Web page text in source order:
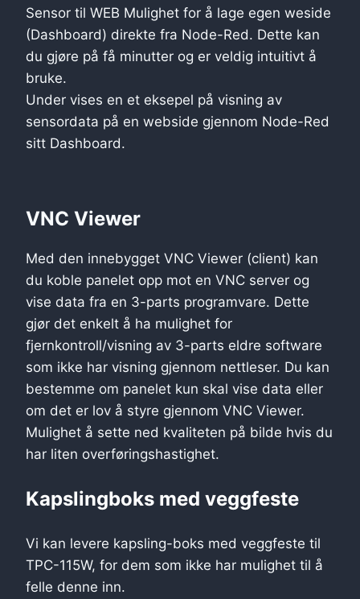
Sensor til WEB Mulighet for å lage egen weside
(Dashboard) direkte fra Node-Red. Dette kan
du gjøre på få minutter og er veldig intuitivt å
bruke.
Under vises en et eksepel på visning av
sensordata på en webside gjennom Node-Red
sitt Dashboard.
VNC Viewer
Med den innebygget VNC Viewer (client) kan
du koble panelet opp mot en VNC server og
vise data fra en 3-parts programvare. Dette
gjør det enkelt å ha mulighet for
fjernkontroll/visning av 3-parts eldre software
som ikke har visning gjennom nettleser. Du kan
bestemme om panelet kun skal vise data eller
om det er lov å styre gjennom VNC Viewer.
Mulighet å sette ned kvaliteten på bilde hvis du
har liten overføringshastighet.
Kapslingboks med veggfeste
Vi kan levere kapsling-boks med veggfeste til
TPC-115W, for dem som ikke har mulighet til å
felle denne inn.